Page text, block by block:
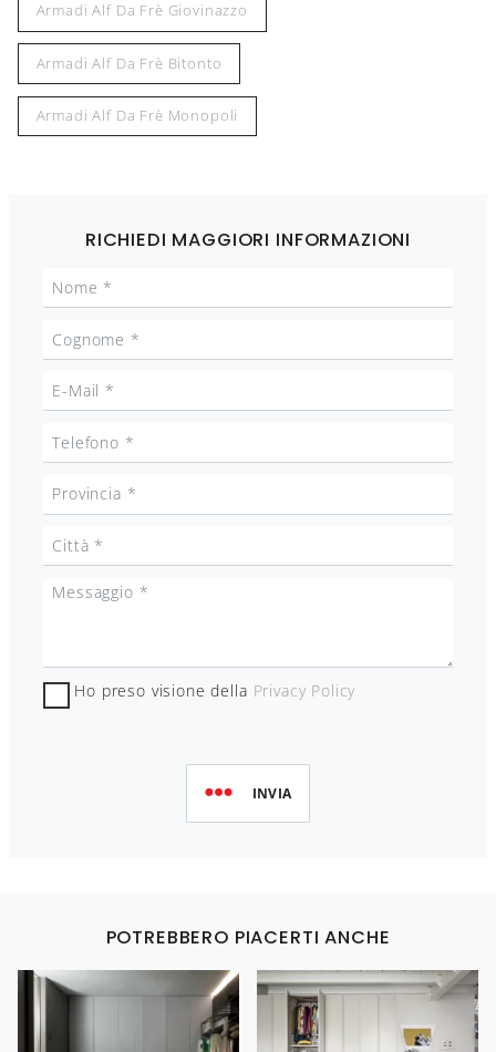
Armadi Alf Da Frè Giovinazzo
Armadi Alf Da Frè Bitonto
Armadi Alf Da Frè Monopoli
RICHIEDI MAGGIORI INFORMAZIONI
Ho preso visione della Privacy Policy
INVIA
POTREBBERO PIACERTI ANCHE